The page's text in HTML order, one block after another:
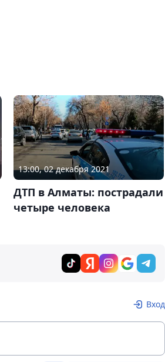
13:00, 02 декабря 2021
ДТП в Алматы: пострадали
четыре человека
Вход